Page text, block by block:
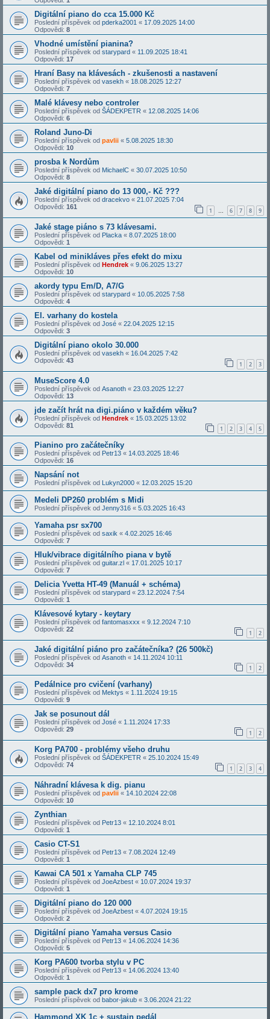
Digitální piano do cca 15.000 Kč
Poslední příspěvek od pderka2001 « 17.09.2025 14:00
Odpovědi: 8
Vhodné umístění pianina?
Poslední příspěvek od starypard « 11.09.2025 18:41
Odpovědi: 17
Hraní Basy na klávesách - zkušenosti a nastavení
Poslední příspěvek od vasekh « 18.08.2025 12:27
Odpovědi: 7
Malé klávesy nebo controler
Poslední příspěvek od ŠÁDEKPETR « 12.08.2025 14:06
Odpovědi: 6
Roland Juno-Di
Poslední příspěvek od pavlii « 5.08.2025 18:30
Odpovědi: 10
prosba k Nordům
Poslední příspěvek od MichaelC « 30.07.2025 10:50
Odpovědi: 8
Jaké digitální piano do 13 000,- Kč ???
Poslední příspěvek od dracekvo « 21.07.2025 7:04
Odpovědi: 161 1 … 6 7 8 9
Jaké stage piáno s 73 klávesami.
Poslední příspěvek od Placka « 8.07.2025 18:00
Odpovědi: 1
Kabel od minikláves přes efekt do mixu
Poslední příspěvek od Hendrek « 9.06.2025 13:27
Odpovědi: 10
akordy typu Em/D, A7/G
Poslední příspěvek od starypard « 10.05.2025 7:58
Odpovědi: 4
El. varhany do kostela
Poslední příspěvek od José « 22.04.2025 12:15
Odpovědi: 3
Digitální piano okolo 30.000
Poslední příspěvek od vasekh « 16.04.2025 7:42
Odpovědi: 43 1 2 3
MuseScore 4.0
Poslední příspěvek od Asanoth « 23.03.2025 12:27
Odpovědi: 13
jde začít hrát na digi.piáno v každém věku?
Poslední příspěvek od Hendrek « 15.03.2025 13:02
Odpovědi: 81 1 2 3 4 5
Pianino pro začátečníky
Poslední příspěvek od Petr13 « 14.03.2025 18:46
Odpovědi: 16
Napsání not
Poslední příspěvek od Lukyn2000 « 12.03.2025 15:20
Medeli DP260 problém s Midi
Poslední příspěvek od Jenny316 « 5.03.2025 16:43
Yamaha psr sx700
Poslední příspěvek od saxik « 4.02.2025 16:46
Odpovědi: 7
Hluk/vibrace digitálního piana v bytě
Poslední příspěvek od guitar.zl « 17.01.2025 10:17
Odpovědi: 7
Delicia Yvetta HT-49 (Manuál + schéma)
Poslední příspěvek od starypard « 23.12.2024 7:54
Odpovědi: 1
Klávesové kytary - keytary
Poslední příspěvek od fantomasxxx « 9.12.2024 7:10
Odpovědi: 22 1 2
Jaké digitální piáno pro začátečníka? (26 500kč)
Poslední příspěvek od Asanoth « 14.11.2024 10:11
Odpovědi: 34 1 2
Pedálnice pro cvičení (varhany)
Poslední příspěvek od Mektys « 1.11.2024 19:15
Odpovědi: 9
Jak se posunout dál
Poslední příspěvek od José « 1.11.2024 17:33
Odpovědi: 29 1 2
Korg PA700 - problémy všeho druhu
Poslední příspěvek od ŠÁDEKPETR « 25.10.2024 15:49
Odpovědi: 74 1 2 3 4
Náhradní klávesa k dig. pianu
Poslední příspěvek od pavlii « 14.10.2024 22:08
Odpovědi: 10
Zynthian
Poslední příspěvek od Petr13 « 12.10.2024 8:01
Odpovědi: 1
Casio CT-S1
Poslední příspěvek od Petr13 « 7.08.2024 12:49
Odpovědi: 1
Kawai CA 501 x Yamaha CLP 745
Poslední příspěvek od JoeAzbest « 10.07.2024 19:37
Odpovědi: 1
Digitální piano do 120 000
Poslední příspěvek od JoeAzbest « 4.07.2024 19:15
Odpovědi: 2
Digitální piano Yamaha versus Casio
Poslední příspěvek od Petr13 « 14.06.2024 14:36
Odpovědi: 5
Korg PA600 tvorba stylu v PC
Poslední příspěvek od Petr13 « 14.06.2024 13:40
Odpovědi: 1
sample pack dx7 pro krome
Poslední příspěvek od babor-jakub « 3.06.2024 21:22
Hammond XK 1c + sustain pedál